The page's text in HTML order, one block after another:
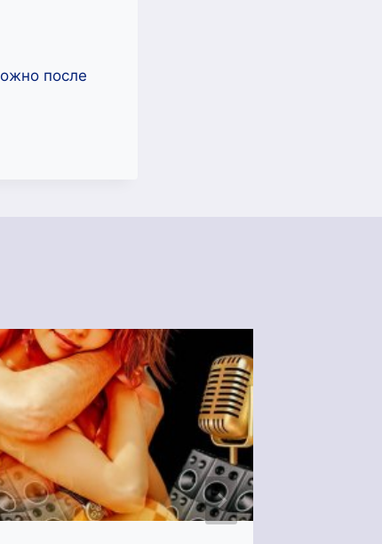
после